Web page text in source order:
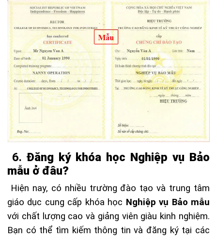
6. Đăng ký khóa học Nghiệp vụ Bảo
mẫu ở đâu?
Hiện nay, có nhiều trường đào tạo và trung tâm
giáo dục cung cấp khóa học Nghiệp vụ Bảo mẫu
với chất lượng cao và giảng viên giàu kinh nghiệm.
Bạn có thể tìm kiếm thông tin và đăng ký tại các